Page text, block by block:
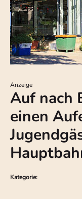
Anzeige
Auf nach
einen
Kategorie: